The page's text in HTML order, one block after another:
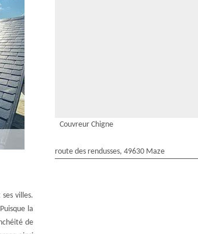
villes.
la
de
Couvreur Chigne
route des rendusses, 49630 Maze